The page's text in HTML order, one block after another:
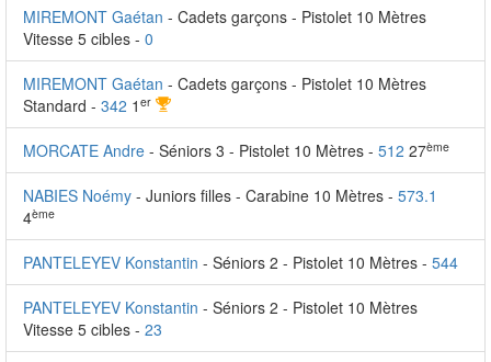
MIREMONT Gaétan - Cadets garçons - Pistolet 10 Mètres
Vitesse 5 cibles - 0
MIREMONT Gaétan - Cadets garçons - Pistolet 10 Mètres
Standard - 342 1 er
MORCATE Andre - Séniors 3 - Pistolet 10 Mètres - 512 27ème
NABIES Noémy - Juniors filles - Carabine 10 Mètres - 573.1
4ème
PANTELEYEV Konstantin - Séniors 2 - Pistolet 10 Mètres - 544
PANTELEYEV Konstantin - Séniors 2 - Pistolet 10 Mètres
Vitesse 5 cibles - 23